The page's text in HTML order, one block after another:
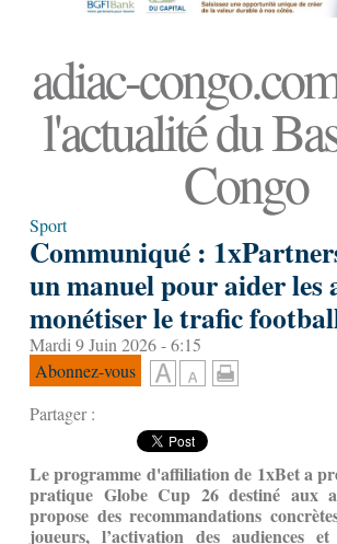
adiac-
l'actualité du
Congo
Sport
Communiqué :
un manuel pour aider les
monétiser le trafic
Mardi 9 Juin 2026 - 6:15
Abonnez-vous
Partager :
Le programme d'affiliation de 1xBet a
pratique Globe Cup 26 destiné aux
propose des recommandations
joueurs, l’activation des audiences